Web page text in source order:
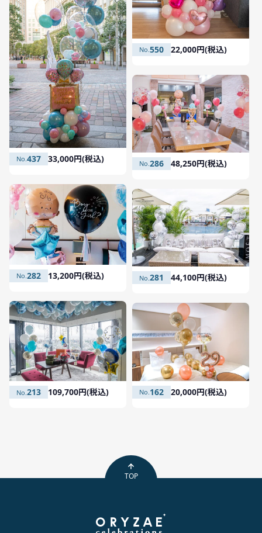
550 22,000円(税込)
437 33,000円(税込) 286 48,250円(税込)
282 13,200円(税込) 281 44,100円(税込)
213 109,700円(税込) 162 20,000円(税込)
TOP